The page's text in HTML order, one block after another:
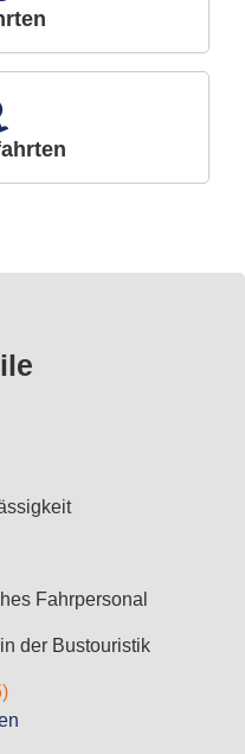
Fahrpersonal
der Bustouristik